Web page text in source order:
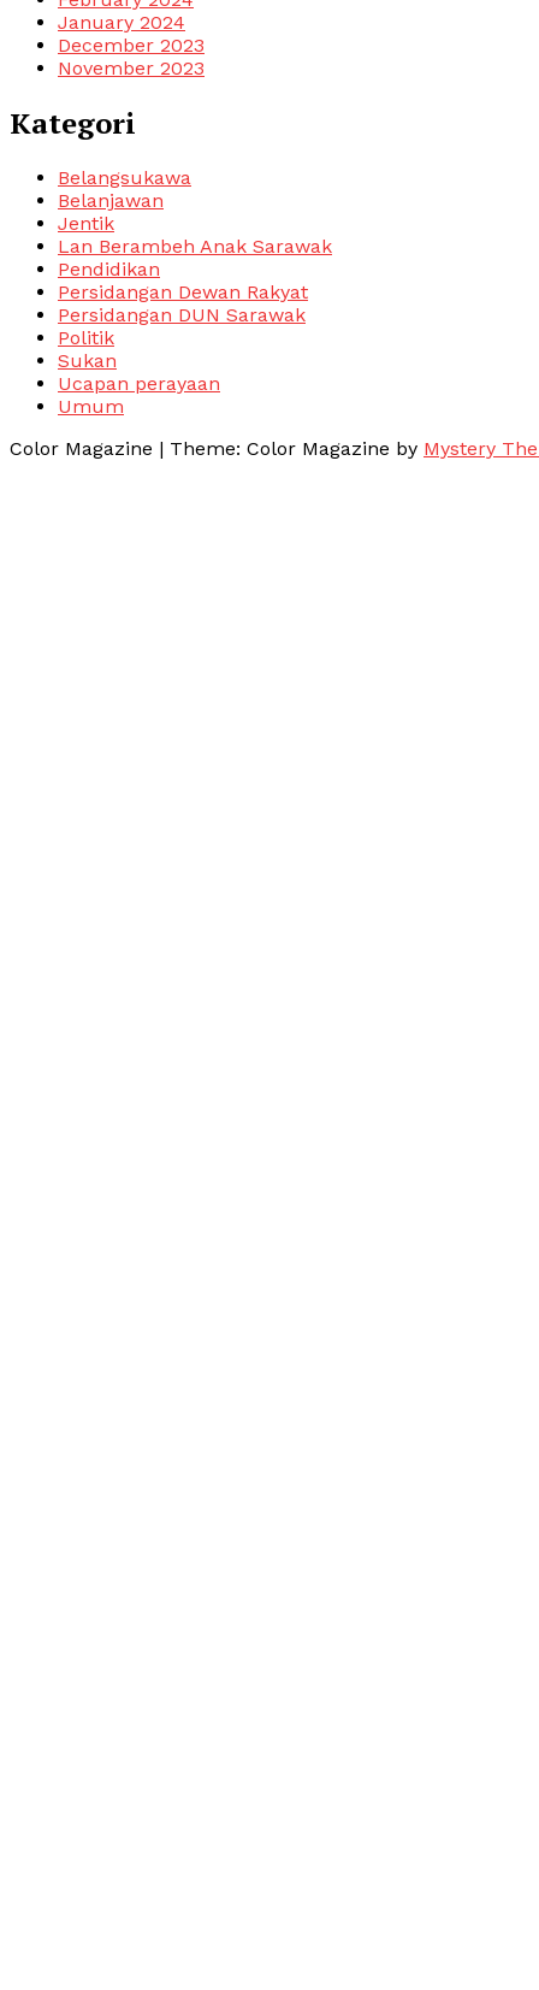
January 2024
December 2023
November 2023
Kategori
Belangsukawa
Belanjawan
Jentik
Lan Berambeh Anak Sarawak
Pendidikan
Persidangan Dewan Rakyat
Persidangan DUN Sarawak
Politik
Sukan
Ucapan perayaan
Umum
Color Magazine | Theme: Color Magazine by Mystery